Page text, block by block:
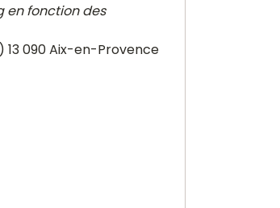
en fonction des
13 090 Aix-en-Provence